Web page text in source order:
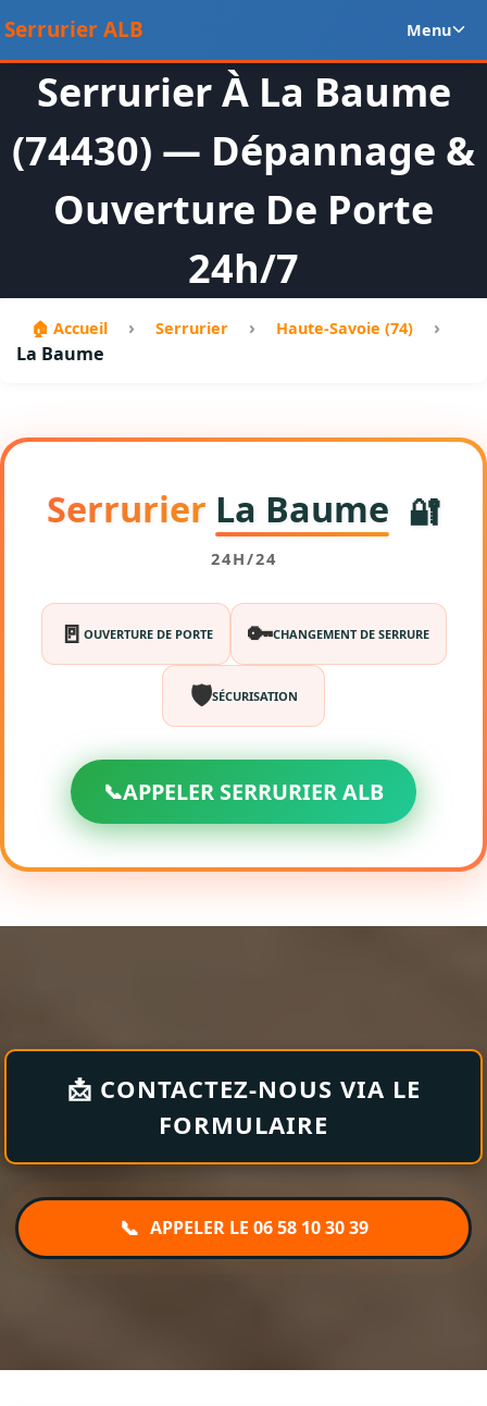
au
contenu
Serrurier ALB Menu
Serrurier À La Baume
(74430) — Dépannage &
Ouverture De Porte
24h/7
🏠 Accueil › Serrurier › Haute-Savoie (74)
›
La Baume
Serrurier La Baume 🔐
24H/24
🚪 OUVERTURE DE PORTE 🔑CHANGEMENT DE SERRURE
🛡️SÉCURISATION
📞APPELER SERRURIER ALB
📩 CONTACTEZ-NOUS VIA LE
FORMULAIRE
📞 APPELER LE 06 58 10 30 39